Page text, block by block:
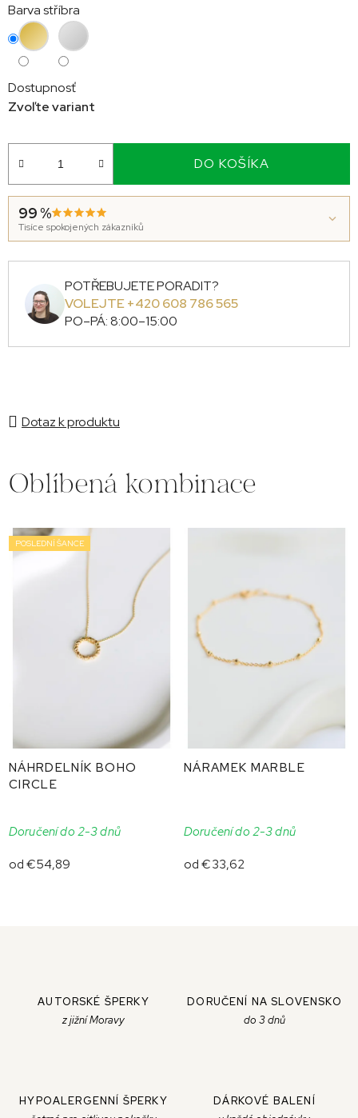
cena:
Barva stříbra
Dostupnosť
Zvoľte variant
DO KOŠÍKA
99 %
Tisíce spokojených zákazníků
POTŘEBUJETE PORADIT?
VOLEJTE +420 608 786 565
PO–PÁ: 8:00–15:00
Dotaz k produktu
Oblíbená kombinace
POSLEDNÍ ŠANCE
NÁHRDELNÍK BOHO
CIRCLE
Doručení do 2-3 dnů
od €54,89
NÁRAMEK MARBLE
Doručení do 2-3 dnů
od €33,62
AUTORSKÉ ŠPERKY
z jižní Moravy
DORUČENÍ NA SLOVENSKO
do 3 dnů
HYPOALERGENNÍ ŠPERKY
DÁRKOVÉ BALENÍ